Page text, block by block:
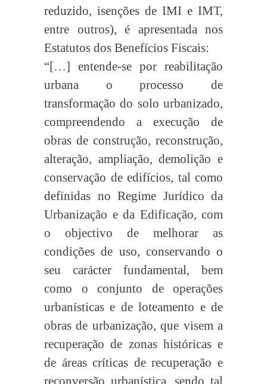
reduzido, isenções de IMI e IMT,
entre outros), é apresentada nos
Estatutos dos Benefícios Fiscais:
“[…] entende-se por reabilitação
urbana o processo de
transformação do solo urbanizado,
compreendendo a execução de
obras de construção, reconstrução,
alteração, ampliação, demolição e
conservação de edifícios, tal como
definidas no Regime Jurídico da
Urbanização e da Edificação, com
o objectivo de melhorar as
condições de uso, conservando o
seu carácter fundamental, bem
como o conjunto de operações
urbanísticas e de loteamento e de
obras de urbanização, que visem a
recuperação de zonas históricas e
de áreas críticas de recuperação e
reconversão urbanística, sendo tal